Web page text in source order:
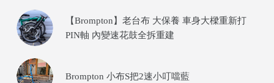
【Brompton】老台布 大保養 車身大樑重新打
PIN軸 內變速花鼓全拆重建
Brompton 小布S把2速小叮噹藍